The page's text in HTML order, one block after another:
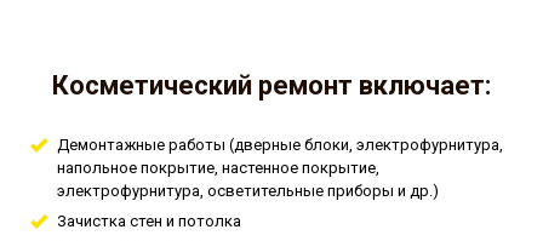
Косметический ремонт включает:
Демонтажные работы (дверные блоки, электрофурнитура,
напольное покрытие, настенное покрытие,
электрофурнитура, осветительные приборы и др.)
Зачистка стен и потолка